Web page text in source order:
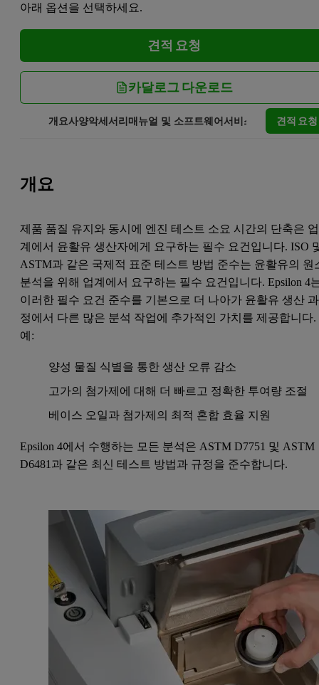
아래 옵션을 선택하세요.
견적 요청
카달로그 다운로드
개요사양악세서리매뉴얼 및 소프트웨어서비스 및 지원견적 요청
개요
제품 품질 유지와 동시에 엔진 테스트 소요 시간의 단축은 업
계에서 윤활유 생산자에게 요구하는 필수 요건입니다. ISO
ASTM과 같은 국제적 표준 테스트 방법 준수는 윤활유의 원
분석을 위해 업계에서 요구하는 필수 요건입니다. Epsilon 4
이러한 필수 요건 준수를 기본으로 더 나아가 윤활유 생산 과
정에서 다른 많은 분석 작업에 추가적인 가치를 제공합니다.
예:
양성 물질 식별을 통한 생산 오류 감소
고가의 첨가제에 대해 더 빠르고 정확한 투여량 조절
베이스 오일과 첨가제의 최적 혼합 효율 지원
Epsilon 4에서 수행하는 모든 분석은 ASTM D7751 및 ASTM
D6481과 같은 최신 테스트 방법과 규정을 준수합니다.